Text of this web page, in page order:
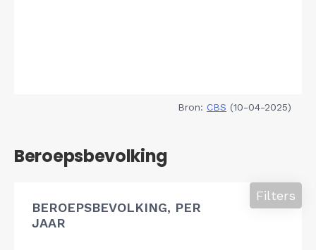
Bron: CBS (10-04-2025)
Beroepsbevolking
BEROEPSBEVOLKING, PER
JAAR
Filters